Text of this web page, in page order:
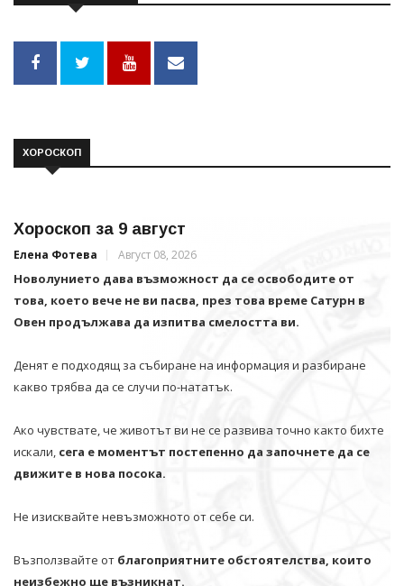
ХОРОСКОП
Хороскоп за 9 август
Елена Фотева Август 08, 2026
Новолунието дава възможност да се освободите от
това, което вече не ви пасва, през това време Сатурн в
Овен продължава да изпитва смелостта ви.
Денят е подходящ за събиране на информация и разбиране
какво трябва да се случи по-нататък.
Ако чувствате, че животът ви не се развива точно както бихте
искали, сега е моментът постепенно да започнете да се
движите в нова посока.
Не изисквайте невъзможното от себе си.
Възползвайте от благоприятните обстоятелства, които
неизбежно ще възникнат.